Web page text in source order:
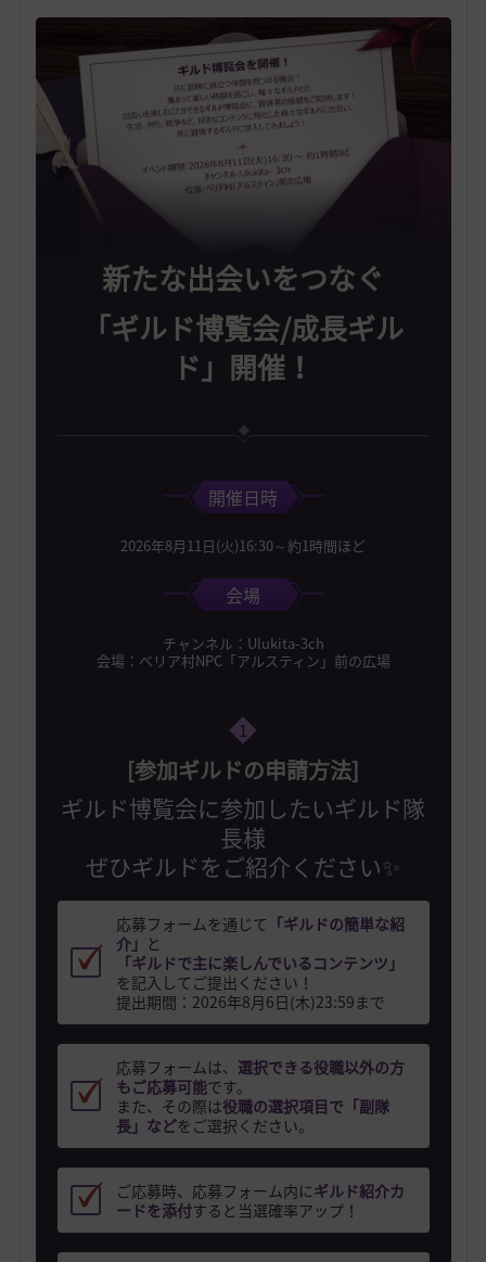
新たな出会いをつなぐ
「ギルド博覧会/成長ギル
ド」開催！
開催日時
2026年8月11日(火)16:30～約1時間ほど
会場
チャンネル：Ulukita-3ch
会場：べリア村NPC「アルスティン」前の広場
1
[参加ギルドの申請方法]
ギルド博覧会に参加したいギルド隊
長様
ぜひギルドをご紹介ください✨
応募フォームを通じて 「ギルドの簡単な紹
介」 と
「ギルドで主に楽しんでいるコンテンツ」
を記入してご提出ください！
提出期間：2026年8月6日(木)23:59まで
応募フォームは、 選択できる役職以外の方
もご応募可能です。
また、その際は役職の選択項目で「副隊
長」などをご選択ください。
ご応募時、応募フォーム内にギルド紹介カ
ードを添付すると当選確率アップ！